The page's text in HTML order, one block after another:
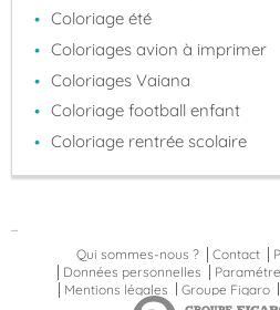
Coloriage été
Coloriages avion à imprimer
Coloriages Vaiana
Coloriage football enfant
Coloriage rentrée scolaire
...
Qui sommes-nous ?
Contact
Données personnelles
Mentions légales
Groupe Figaro